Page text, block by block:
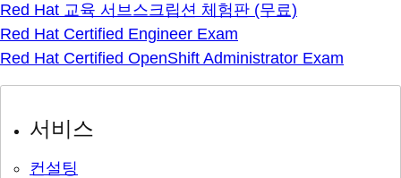
Red Hat 교육 서브스크립션 체험판 (무료)
Red Hat Certified Engineer Exam
Red Hat Certified OpenShift Administrator Exam
서비스
컨설팅